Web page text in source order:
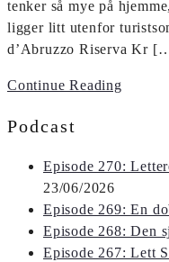
tenker så mye på
ligger litt utenfor
d’Abruzzo Riserva Kr
Continue Reading
Podcast
Episode 270:
23/06/2026
Episode 269: En
Episode 268: Den
Episode 267: Lett